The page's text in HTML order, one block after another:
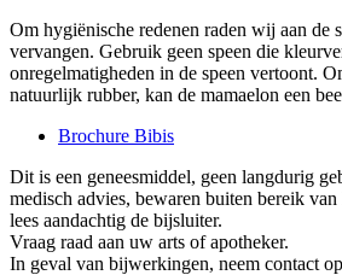
Om hygiënische redenen raden wij aan de
vervangen. Gebruik geen speen die
onregelmatigheden in de speen vertoont.
natuurlijk rubber, kan de mamaelon een
Brochure Bibis
Dit is een geneesmiddel, geen langdurig
medisch advies, bewaren buiten bereik van
lees aandachtig de bijsluiter.
Vraag raad aan uw arts of apotheker.
In geval van bijwerkingen, neem contact